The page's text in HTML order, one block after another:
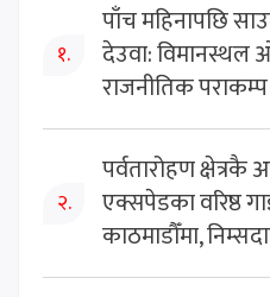
१.
पाँच महिनापछि
देउवा:
राजनीतिक पराकम्प
२.
पर्वतारोहण क्षेत्रकै
एक्सपेडका वरिष्ठ
काठमाडौँमा,